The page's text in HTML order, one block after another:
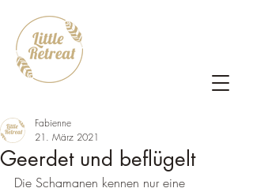
Geerdet und beflügelt
Fabienne
21. März 2021
Die Schamanen kennen nur eine